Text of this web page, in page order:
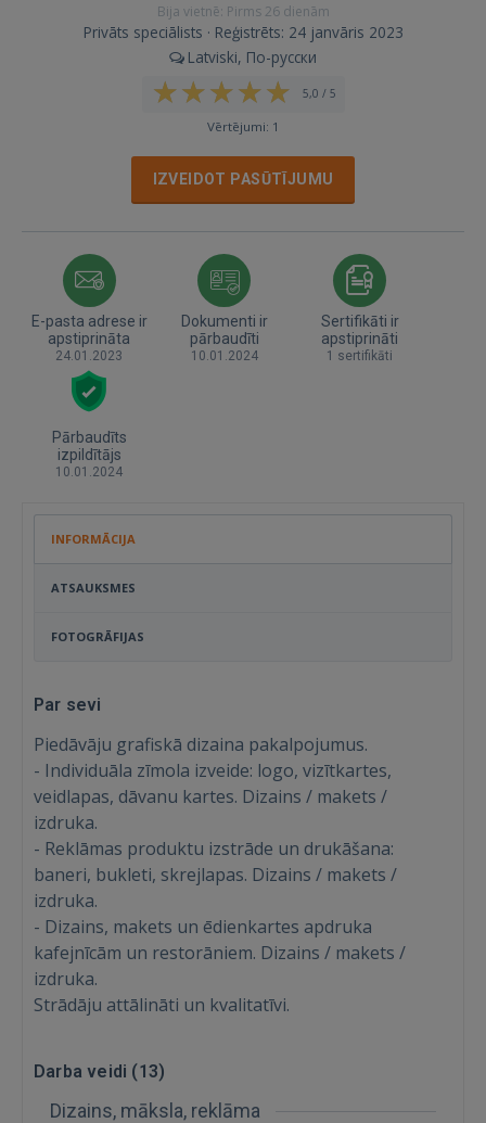
Ienākt
Bija vietnē: Pirms 26 dienām
Privāts speciālists · Reģistrēts: 24 janvāris 2023
Latviski, По-русски
5,0 / 5
Vērtējumi: 1
IZVEIDOT PASŪTĪJUMU
E-pasta adrese ir
apstiprināta
24.01.2023
Dokumenti ir
pārbaudīti
10.01.2024
Sertifikāti ir
apstiprināti
1 sertifikāti
Pārbaudīts
izpildītājs
10.01.2024
INFORMĀCIJA
ATSAUKSMES
FOTOGRĀFIJAS
Par sevi
Piedāvāju grafiskā dizaina pakalpojumus.
- Individuāla zīmola izveide: logo, vizītkartes,
veidlapas, dāvanu kartes. Dizains / makets /
izdruka.
- Reklāmas produktu izstrāde un drukāšana:
baneri, bukleti, skrejlapas. Dizains / makets /
izdruka.
- Dizains, makets un ēdienkartes apdruka
kafejnīcām un restorāniem. Dizains / makets /
izdruka.
Strādāju attālināti un kvalitatīvi.
Darba veidi (13)
Dizains, māksla, reklāma